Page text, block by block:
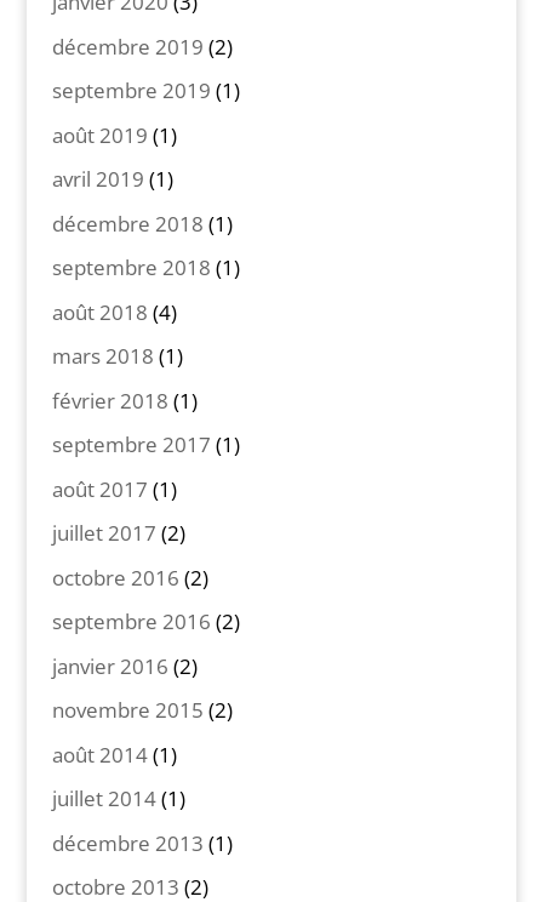
décembre 2019 (2)
septembre 2019 (1)
août 2019 (1)
avril 2019 (1)
décembre 2018 (1)
septembre 2018 (1)
août 2018 (4)
mars 2018 (1)
février 2018 (1)
septembre 2017 (1)
août 2017 (1)
juillet 2017 (2)
octobre 2016 (2)
septembre 2016 (2)
janvier 2016 (2)
novembre 2015 (2)
août 2014(1)
juillet 2014(1)
décembre 2013 (1)
octobre 2013 (2)